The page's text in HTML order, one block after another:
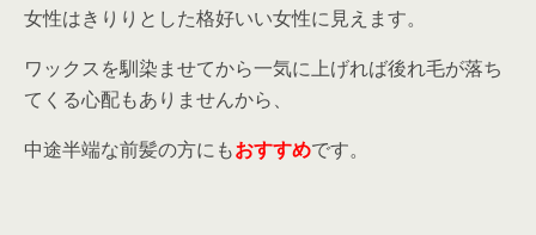
女性はきりりとした格好いい女性に見えます。
ワックスを馴染ませてから一気に上げれば後れ毛が落ち
てくる心配もありませんから、
中途半端な前髪の方にもおすすめです。